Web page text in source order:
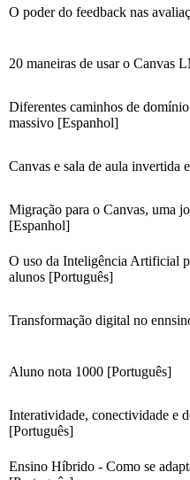
O poder do feedback nas
20 maneiras de usar o Canvas
Diferentes caminhos de
massivo [Espanhol]
Canvas e sala de aula invertida
Migração para o Canvas, uma
[Espanhol]
O uso da Inteligência Artificial
alunos [Português]
Transformação digital no
Aluno nota 1000 [Português]
Interatividade, conectividade e
[Português]
Ensino Híbrido - Como se